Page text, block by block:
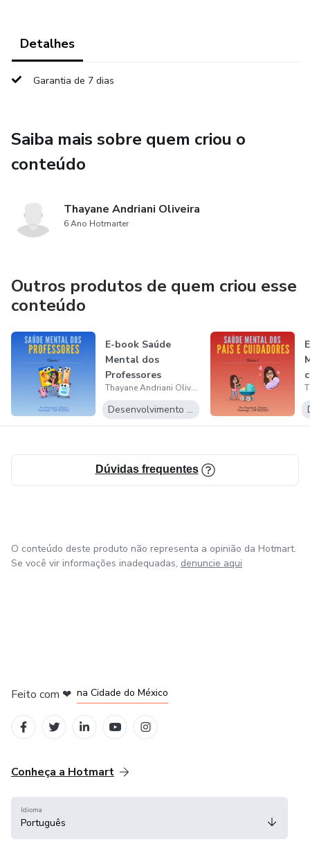
Detalhes
Garantia de 7 dias
Saiba mais sobre quem criou o
conteúdo
Thayane Andriani Oliveira
6 Ano Hotmarter
Outros produtos de quem criou esse
conteúdo
E-book Saúde
Mental dos
Professores
Thayane Andriani Oliveira
Desenvolvimento Pessoal
Dúvidas frequentes
O conteúdo deste produto não representa a opinião da Hotmart.
Se você vir informações inadequadas, denuncie aqui
Feito com ❤ na Cidade do México
Conheça a Hotmart
Idioma
Português